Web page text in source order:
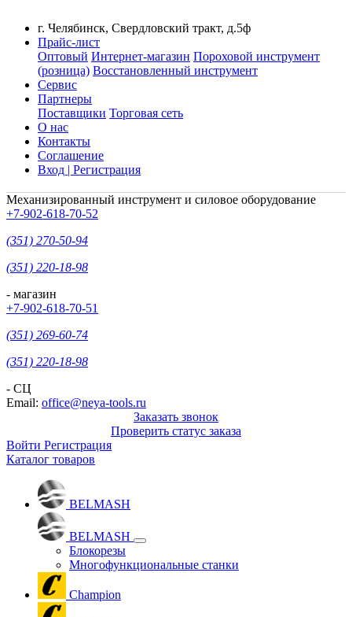
г. Челябинск, Свердловский тракт, д.5ф
Прайс-лист
Оптовый Интернет-магазин Пороховой инструмент
(розница) Восстановленный инструмент
Сервис
Партнеры
Поставщики Торговая сеть
О нас
Контакты
Соглашение
Вход | Регистрация
Механизированный инструмент и силовое оборудование
+7-902-618-70-52
(351) 270-50-94
(351) 220-18-98
- магазин
+7-902-618-70-51
(351) 269-60-74
(351) 220-18-98
- СЦ
Email: office@neya-tools.ru
Заказать звонок
Проверить статус заказа
Войти Регистрация
Каталог товаров
BELMASH
BELMASH
Блокорезы
Многофункциональные станки
Champion